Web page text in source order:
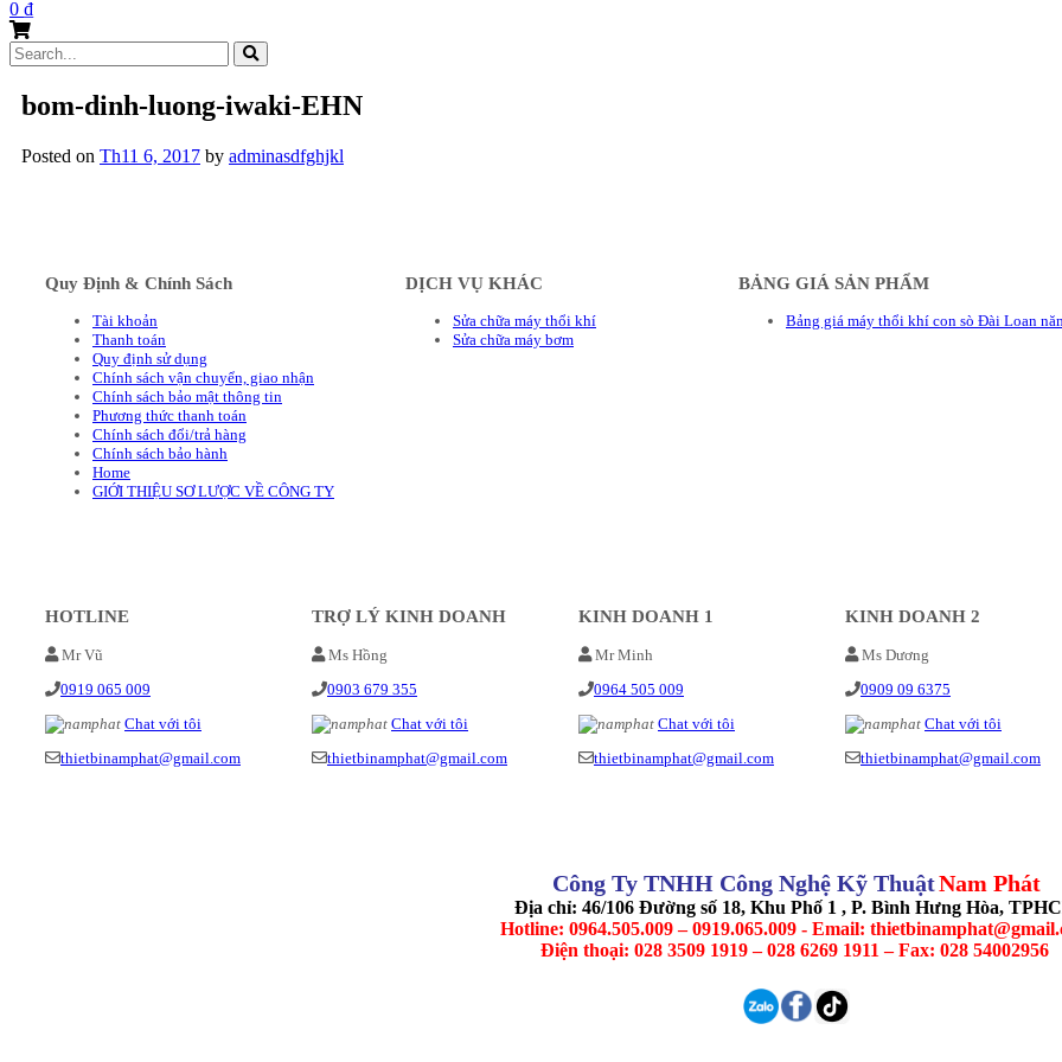
0 ₫
Search
for:
bom-dinh-luong-iwaki-EHN
Posted on Th11 6, 2017 by adminasdfghjkl
Quy Định & Chính Sách
Tài khoản
Thanh toán
Quy định sử dụng
Chính sách vận chuyển, giao nhận
Chính sách bảo mật thông tin
Phương thức thanh toán
Chính sách đổi/trả hàng
Chính sách bảo hành
Home
GIỚI THIỆU SƠ LƯỢC VỀ CÔNG TY
DỊCH VỤ KHÁC
Sửa chữa máy thổi khí
Sửa chữa máy bơm
BẢNG GIÁ SẢN PHẨM
Bảng giá máy thổi khí con sò Đài Loan
HOTLINE
Mr Vũ
0919 065 009
Chat với tôi
thietbinamphat@gmail.com
TRỢ LÝ KINH DOANH
Ms Hồng
0903 679 355
Chat với tôi
thietbinamphat@gmail.com
KINH DOANH 1
Mr Minh
0964 505 009
Chat với tôi
thietbinamphat@gmail.com
KINH DOANH 2
Ms Dương
0909 09 6375
Chat với tôi
thietbinamphat@gmail.com
Công Ty TNHH Công Nghệ Kỹ ThuậtNam Phát
Địa chỉ: 46/106 Đường số 18, Khu Phố 1 , P. Bình Hưng Hòa,
Hotline: 0964.505.009 – 0919.065.009 - Email:
Điện thoại: 028 3509 1919 – 028 6269 1911 – Fax: 028 54002956